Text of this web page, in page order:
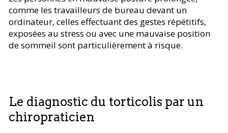
comme les travailleurs de bureau devant un
ordinateur, celles effectuant des gestes répétitifs,
exposées au stress ou avec une mauvaise position
de sommeil sont particulièrement à risque.
Le diagnostic du torticolis par un
chiropraticien